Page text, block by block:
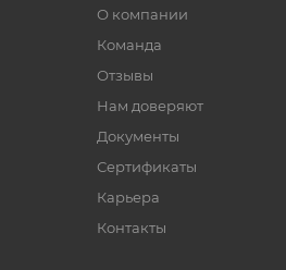
О компании
Команда
Отзывы
Нам доверяют
Документы
Сертификаты
Карьера
Контакты